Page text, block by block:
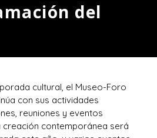
del
cultural, el Museo-Foro
con sus actividades
reuniones y eventos
contemporánea será